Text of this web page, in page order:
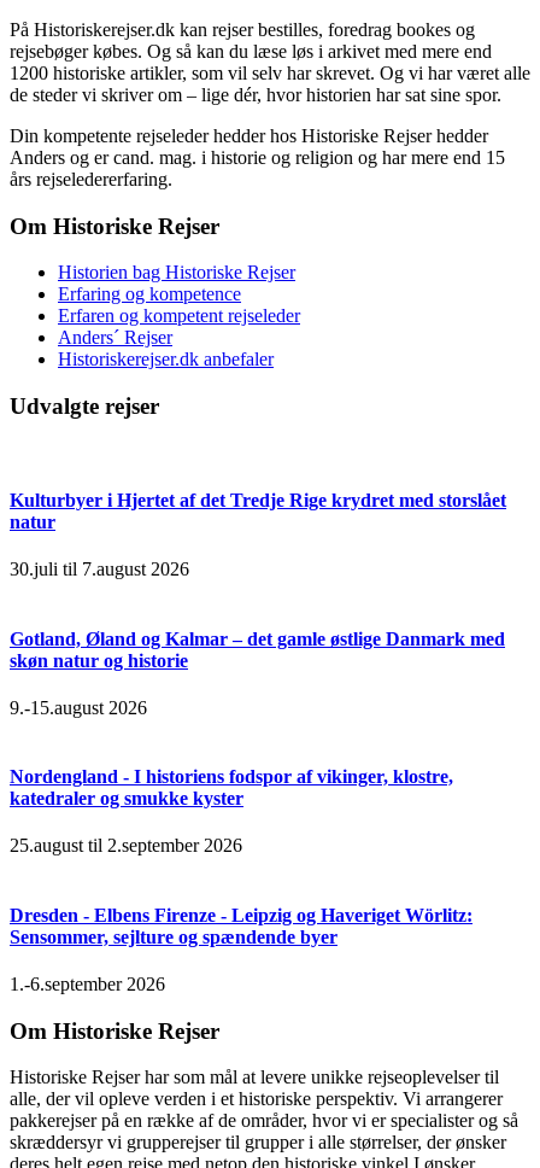
På Historiskerejser.dk kan rejser bestilles, foredrag bookes og
rejsebøger købes. Og så kan du læse løs i arkivet med mere end
1200 historiske artikler, som vil selv har skrevet. Og vi har været alle
de steder vi skriver om – lige dér, hvor historien har sat sine spor.
Din kompetente rejseleder hedder hos Historiske Rejser hedder
Anders og er cand. mag. i historie og religion og har mere end 15
års rejseledererfaring.
Om Historiske Rejser
Historien bag Historiske Rejser
Erfaring og kompetence
Erfaren og kompetent rejseleder
Anders´ Rejser
Historiskerejser.dk anbefaler
Udvalgte rejser
Kulturbyer i Hjertet af det Tredje Rige krydret med storslået
natur
30.juli til 7.august 2026
Gotland, Øland og Kalmar – det gamle østlige Danmark med
skøn natur og historie
9.-15.august 2026
Nordengland - I historiens fodspor af vikinger, klostre,
katedraler og smukke kyster
25.august til 2.september 2026
Dresden - Elbens Firenze - Leipzig og Haveriget Wörlitz:
Sensommer, sejlture og spændende byer
1.-6.september 2026
Om Historiske Rejser
Historiske Rejser har som mål at levere unikke rejseoplevelser til
alle, der vil opleve verden i et historiske perspektiv. Vi arrangerer
pakkerejser på en række af de områder, hvor vi er specialister og så
skræddersyr vi grupperejser til grupper i alle størrelser, der ønsker